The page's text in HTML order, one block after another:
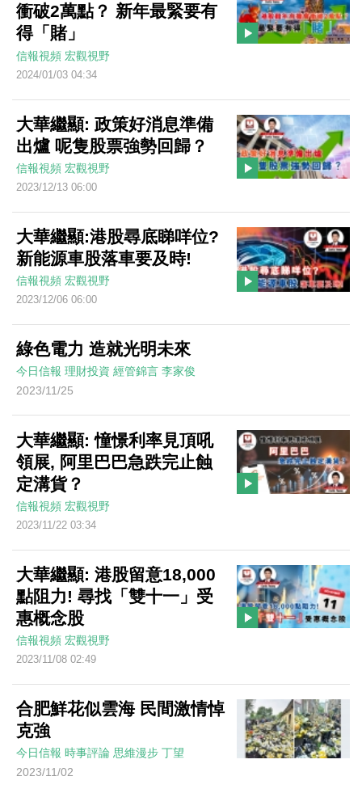
衝破2萬點？ 新年最緊要有
得「賭」
信報視頻 宏觀視野
2024/01/03 04:34
大華繼顯: 政策好消息準備
出爐 呢隻股票強勢回歸？
信報視頻 宏觀視野
2023/12/13 06:00
大華繼顯:港股尋底睇咩位?
新能源車股落車要及時!
信報視頻 宏觀視野
2023/12/06 06:00
綠色電力 造就光明未來
今日信報 理財投資 經管錦言 李家俊
2023/11/25
大華繼顯: 憧憬利率見頂吼
領展, 阿里巴巴急跌完止蝕
定溝貨？
信報視頻 宏觀視野
2023/11/22 03:34
大華繼顯: 港股留意18,000
點阻力! 尋找「雙十一」受
惠概念股
信報視頻 宏觀視野
2023/11/08 02:49
合肥鮮花似雲海 民間激情悼
克強
今日信報 時事評論 思維漫步 丁望
2023/11/02